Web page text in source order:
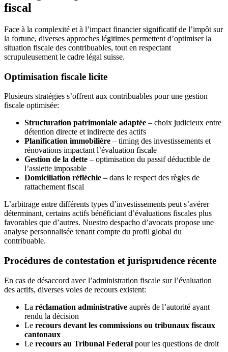
fiscal
Face à la complexité et à l’impact financier significatif de l’impôt sur
la fortune, diverses approches légitimes permettent d’optimiser la
situation fiscale des contribuables, tout en respectant
scrupuleusement le cadre légal suisse.
Optimisation fiscale licite
Plusieurs stratégies s’offrent aux contribuables pour une gestion
fiscale optimisée:
Structuration patrimoniale adaptée – choix judicieux entre
détention directe et indirecte des actifs
Planification immobilière – timing des investissements et
rénovations impactant l’évaluation fiscale
Gestion de la dette – optimisation du passif déductible de
l’assiette imposable
Domiciliation réfléchie – dans le respect des règles de
rattachement fiscal
L’arbitrage entre différents types d’investissements peut s’avérer
déterminant, certains actifs bénéficiant d’évaluations fiscales plus
favorables que d’autres. Nuestro despacho d’avocats propose une
analyse personnalisée tenant compte du profil global du
contribuable.
Procédures de contestation et jurisprudence récente
En cas de désaccord avec l’administration fiscale sur l’évaluation
des actifs, diverses voies de recours existent:
La réclamation administrative auprès de l’autorité ayant
rendu la décision
Le recours devant les commissions ou tribunaux fiscaux
cantonaux
Le recours au Tribunal Federal pour les questions de droit